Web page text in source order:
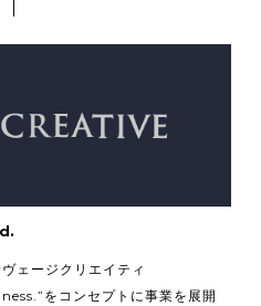
ェージクリエイティ
をコンセプトに事業を展開